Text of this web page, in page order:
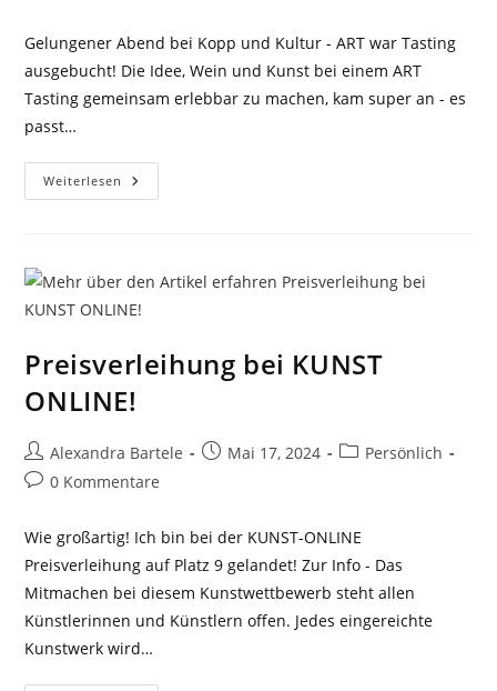
Gelungener Abend bei Kopp und Kultur - ART war Tasting
ausgebucht! Die Idee, Wein und Kunst bei einem ART
Tasting gemeinsam erlebbar zu machen, kam super an - es
passt…
Weiterlesen ART
TASTING
Erfolg!
Preisverleihung bei KUNST
ONLINE!
Beitrags-
Autor:
Alexandra Bartele
BeitragMai 17, 2024
Beitrags-
Persönlich
Beitrags-
0 Kommentare
Wie großartig! Ich bin bei der KUNST-ONLINE
Preisverleihung auf Platz 9 gelandet! Zur Info - Das
Mitmachen bei diesem Kunstwettbewerb steht allen
Künstlerinnen und Künstlern offen. Jedes eingereichte
Kunstwerk wird…